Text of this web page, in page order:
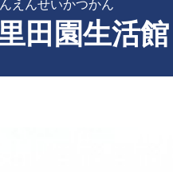
田園生活館
えんせいかつかん